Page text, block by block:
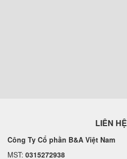
LIÊN HỆ
Công Ty Cổ phần B&A Việt Nam
MST: 0315272938